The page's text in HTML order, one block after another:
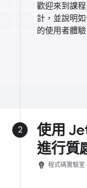
歡迎來到課
計，並說明
的使用者體驗
2
使用
進行質
emoji_objects 程式碼實驗室